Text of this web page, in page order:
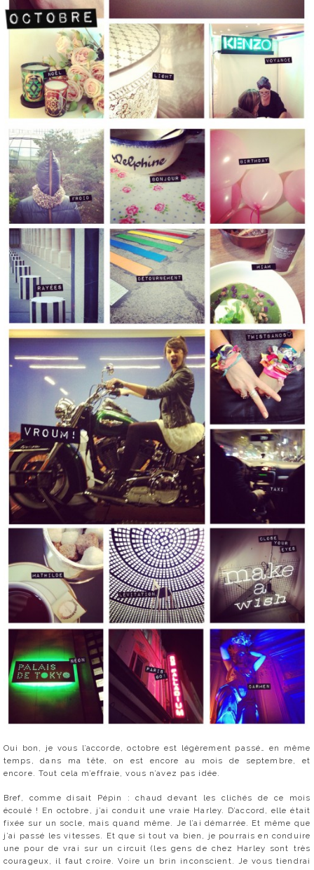
Oui bon, je vous l’accorde, octobre est légèrement passé… en même
temps, dans ma tête, on est encore au mois de septembre, et
encore. Tout cela m’effraie, vous n’avez pas idée.
Bref, comme disait Pépin : chaud devant les clichés de ce mois
écoulé ! En octobre, j’ai conduit une vraie Harley. D’accord, elle était
fixée sur un socle, mais quand même. Je l’ai démarrée. Et même que
j’ai passé les vitesses. Et que si tout va bien, je pourrais en conduire
une pour de vrai sur un circuit (les gens de chez Harley sont très
courageux, il faut croire. Voire un brin inconscient. Je vous tiendrai